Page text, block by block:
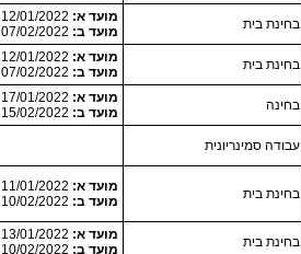
בחינת בית מועד א: 12/01/2022
מועד ב: 07/02/2022
בחינת בית מועד א: 12/01/2022
מועד ב: 07/02/2022
בחינה מועד א: 17/01/2022
מועד ב: 15/02/2022
עבודה סמינריונית
בחינת בית מועד א: 11/01/2022
מועד ב: 10/02/2022
בחינת בית מועד א: 13/01/2022
מועד ב: 10/02/2022